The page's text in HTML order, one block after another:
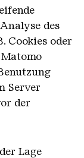
des
Cookies oder
Server
der
Lage